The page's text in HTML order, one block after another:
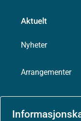
Aktuelt
Nyheter
Arrangementer
Høringer